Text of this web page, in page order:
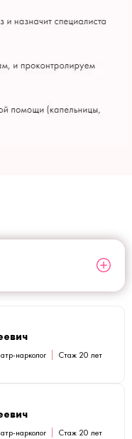
нарколог
Стаж 20 лет
нарколог
Стаж 20 лет